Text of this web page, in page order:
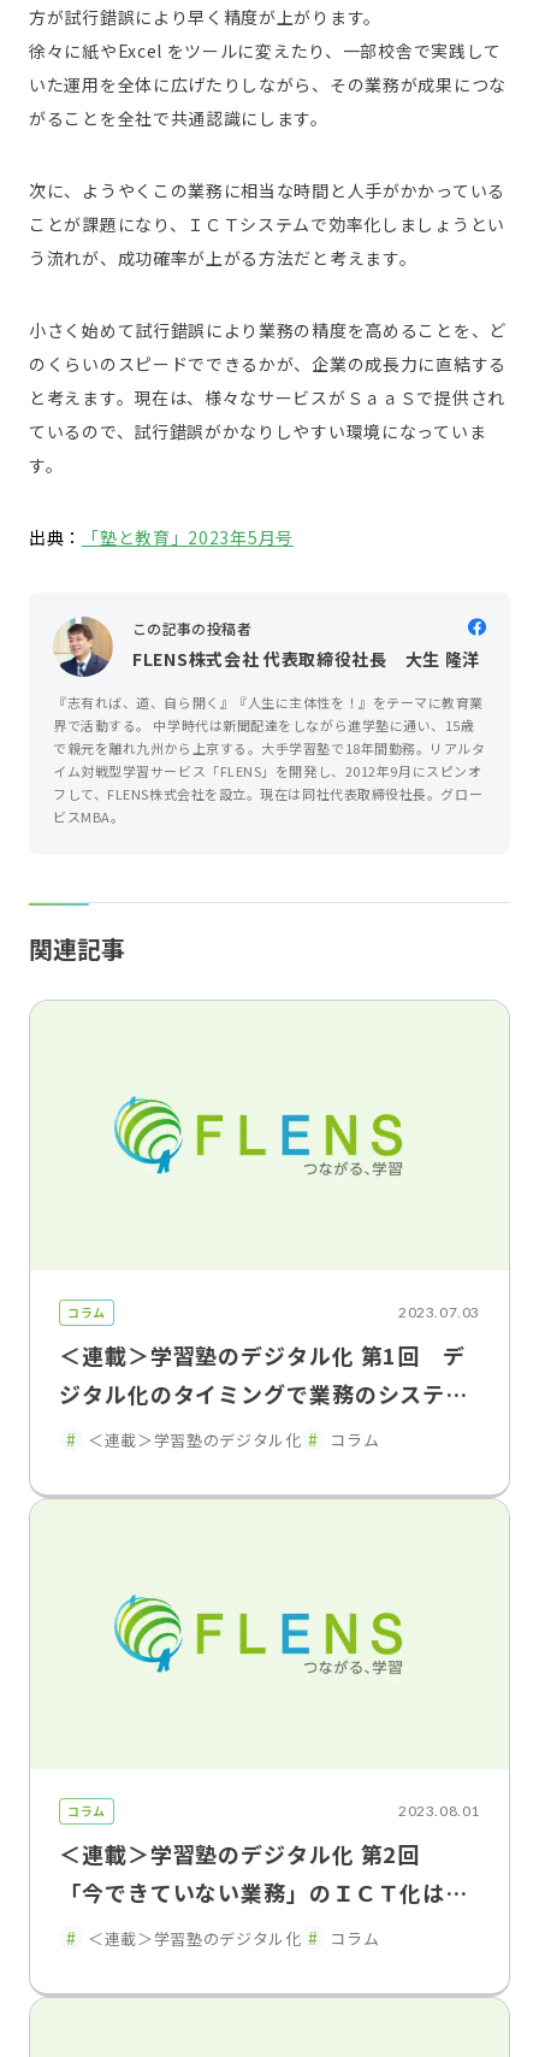
方が試行錯誤により早く精度が上がります。
徐々に紙やExcel をツールに変えたり、一部校舎で実践して
いた運用を全体に広げたりしながら、その業務が成果につな
がることを全社で共通認識にします。
次に、ようやくこの業務に相当な時間と人手がかかっている
ことが課題になり、ＩＣＴシステムで効率化しましょうとい
う流れが、成功確率が上がる方法だと考えます。
小さく始めて試行錯誤により業務の精度を高めることを、ど
のくらいのスピードでできるかが、企業の成長力に直結する
と考えます。現在は、様々なサービスがＳａａＳで提供され
ているので、試行錯誤がかなりしやすい環境になっていま
す。
出典： 「塾と教育」2023年5月号
この記事の投稿者
FLENS株式会社 代表取締役社長 大生 隆洋
『志有れば、道、自ら開く』『人生に主体性を！』をテーマに教育業
界で活動する。 中学時代は新聞配達をしながら進学塾に通い、15歳
で親元を離れ九州から上京する。大手学習塾で18年間勤務。リアルタ
イム対戦型学習サービス「FLENS」を開発し、2012年9月にスピンオ
フして、FLENS株式会社を設立。現在は同社代表取締役社長。グロー
ビスMBA。
関連記事
コラム 2023.07.03
＜連載＞学習塾のデジタル化 第1回 デ
ジタル化のタイミングで業務のシステム
化を 断行する覚悟が成功のポイント
＜連載＞学習塾のデジタル化 コラム
コラム 2023.08.01
＜連載＞学習塾のデジタル化 第2回
「今できていない業務」のＩＣＴ化は難
しい 小さく始めて大きく育てるＤＸ
＜連載＞学習塾のデジタル化 コラム